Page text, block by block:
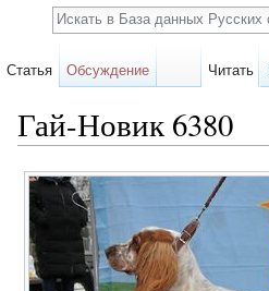
Гай-Новик 6380
Статья Обсуждение Читать
Поиск